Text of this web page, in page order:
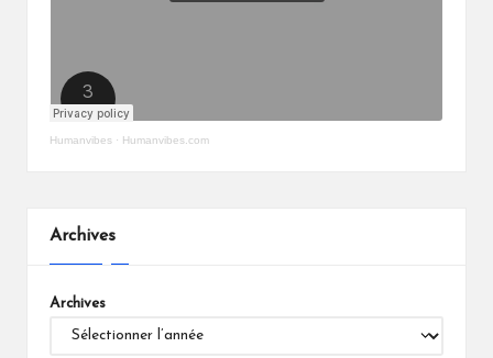
Humanvibes · Humanvibes.com
Archives
Archives